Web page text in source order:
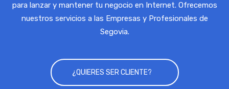
para lanzar y mantener tu negocio en Internet. Ofrecemos
nuestros servicios a las Empresas y Profesionales de
Segovia.
¿QUIERES SER CLIENTE?